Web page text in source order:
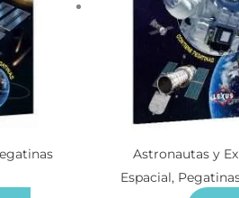
Astronautas y
Espacial,